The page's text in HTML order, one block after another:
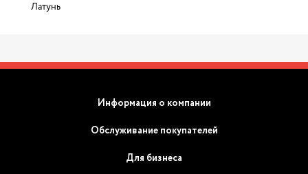
Латунь
Информация о компании
Обслуживание покупателей
Для бизнеса